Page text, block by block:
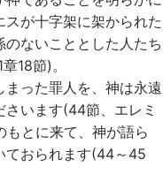
が十字架に架かられた
ないこととした人たち
18節)。
った罪人を、神は永遠
います(44節、エレミ
とに来て、神が語ら
ておられます(44～45